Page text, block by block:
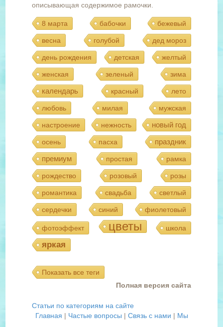
описывающая содержимое рамочки.
8 марта бабочки бежевый
весна голубой дед мороз
день рождения детская желтый
женская зеленый зима
календарь красный лето
любовь милая мужская
настроение нежность новый год
осень пасха
праздник
премиум
простая рамка
рождество розовый розы
романтика свадьба светлый
сердечки синий фиолетовый
фотоэффект цветы школа
яркая
Показать все теги
Полная версия сайта
Статьи по категориям на сайте
Главная | Частые вопросы | Связь с нами | Мы